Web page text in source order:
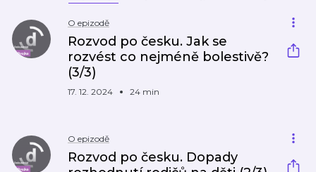
O epizodě
Rozvod po česku. Jak se
rozvést co nejméně bolestivě?
(3/3)
17. 12. 2024 24 min
O epizodě
Rozvod po česku. Dopady